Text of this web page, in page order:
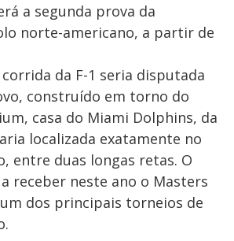
a segunda prova da
norte-americano, a partir de
da F-1 seria disputada
construído em torno do
casa do Miami Dolphins, da
localizada exatamente no
entre duas longas retas. O
receber neste ano o Masters
dos principais torneios de